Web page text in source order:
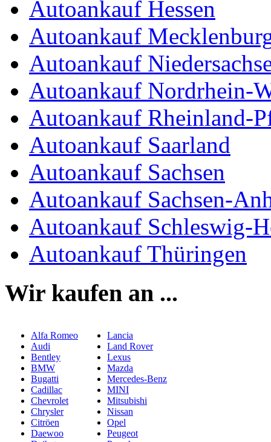
Autoankauf Hessen
Autoankauf
Autoankauf
Autoankauf Nordrhein-
Autoankauf Rheinland-
Autoankauf Saarland
Autoankauf Sachsen
Autoankauf Sachsen-
Autoankauf Schleswig-
Autoankauf Thüringen
Wir kaufen an ...
Alfa Romeo
Audi
Bentley
BMW
Bugatti
Cadillac
Chevrolet
Chrysler
Citröen
Daewoo
Lancia
Land Rover
Lexus
Mazda
Mercedes-Benz
MINI
Mitsubishi
Nissan
Opel
Peugeot